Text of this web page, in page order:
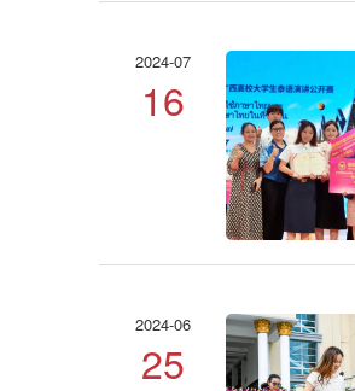
2024-07
16
2024-06
25